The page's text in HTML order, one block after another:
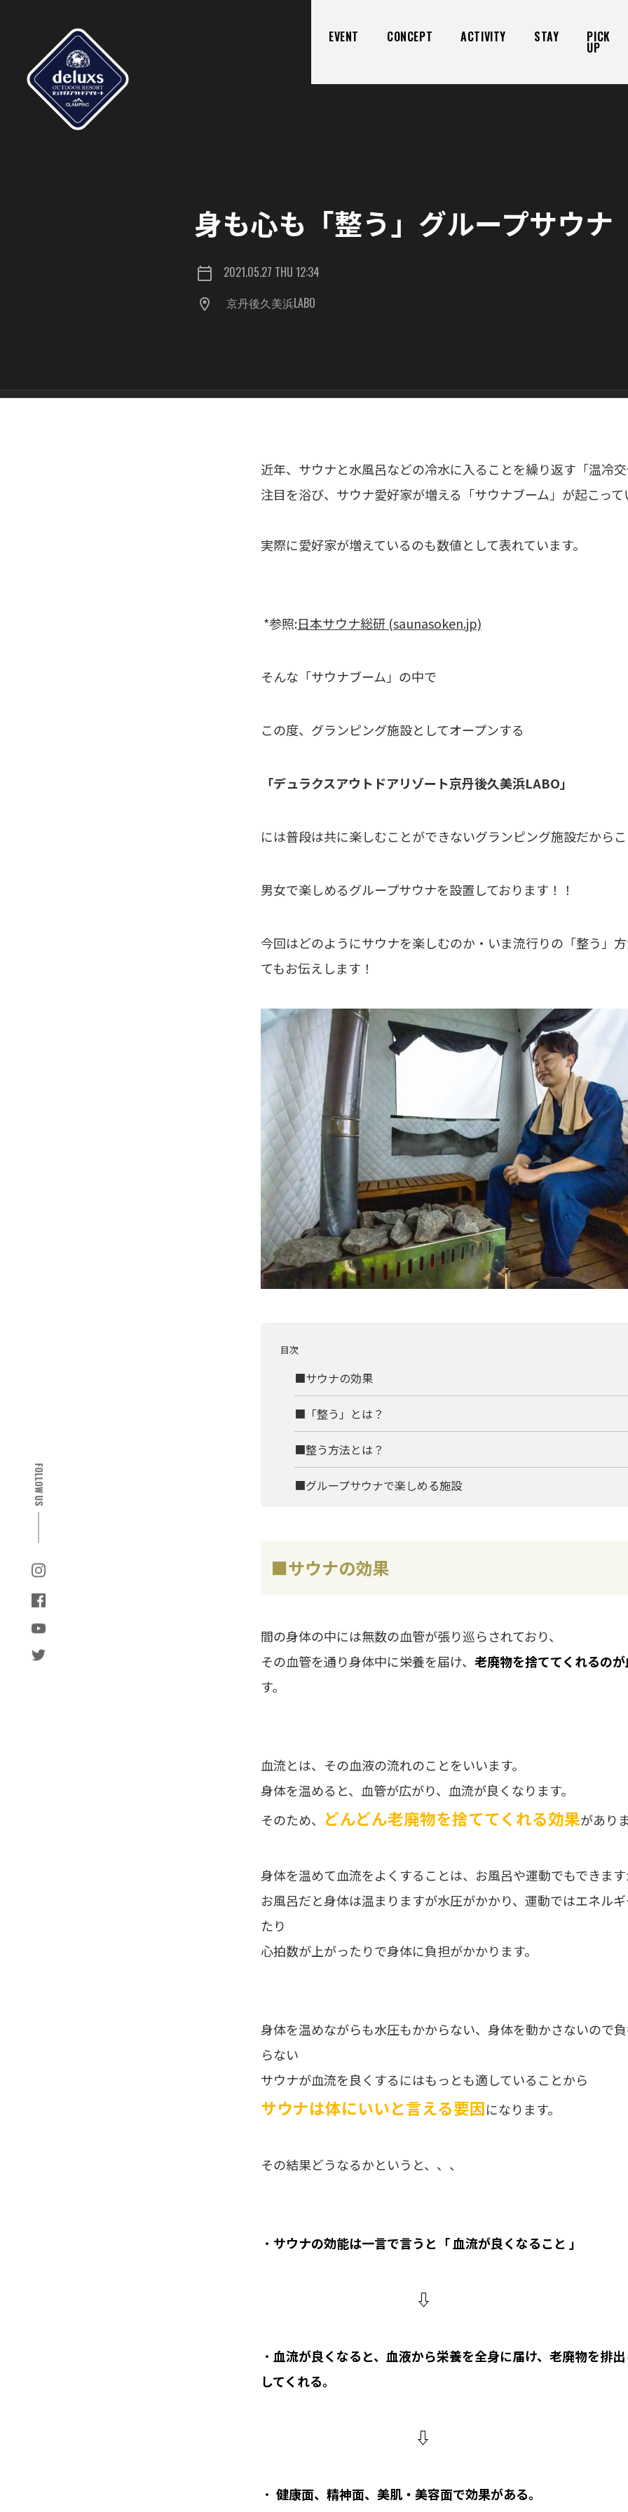
EVENT CONCEPT ACTIVITY STAY PICK
UP
FOLLOW US
身も心も「整う」グループサウナ
2021.05.27 THU 12:34
京丹後久美浜LABO
近年、サウナと水風呂などの冷水に入ることを繰り返す「温冷
注目を浴び、サウナ愛好家が増える「サウナブーム」が起こって
実際に愛好家が増えているのも数値として表れています。
*参照:日本サウナ総研 (saunasoken.jp)
そんな「サウナブーム」の中で
この度、グランピング施設としてオープンする
「デュラクスアウトドアリゾート京丹後久美浜LABO」
には普段は共に楽しむことができないグランピング施設だから
男女で楽しめるグループサウナを設置しております！！
今回はどのようにサウナを楽しむのか・いま流行りの「整う」
てもお伝えします！
目次
■サウナの効果
■「整う」とは？
■整う方法とは？
■グループサウナで楽しめる施設
■サウナの効果
間の身体の中には無数の血管が張り巡らされており、
その血管を通り身体中に栄養を届け、 老廃物を捨ててくれるの
す。
血流とは、その血液の流れのことをいいます。
身体を温めると、血管が広がり、血流が良くなります。
そのため、
どんどん老廃物を捨ててくれる効果があり
身体を温めて血流をよくすることは、お風呂や運動でもできま
お風呂だと身体は温まりますが水圧がかかり、運動ではエネル
たり
心拍数が上がったりで身体に負担がかかります。
身体を温めながらも水圧もかからない、身体を動かさないので
らない
サウナが血流を良くするにはもっとも適していることから
サウナは体にいいと言える要因になります。
その結果どうなるかというと、、、
・ サウナの効能は一言で言うと「 血流が良くなること 」
⇩
・ 血流が良くなると、血液から栄養を全身に届け、老廃物を排
してくれる。
⇩
・ 健康面、精神面、美肌・美容面で効果がある。